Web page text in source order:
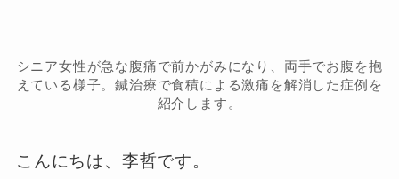
シニア女性が急な腹痛で前かがみになり、両手でお腹を抱
えている様子。鍼治療で食積による激痛を解消した症例を
紹介します。
こんにちは、李哲です。